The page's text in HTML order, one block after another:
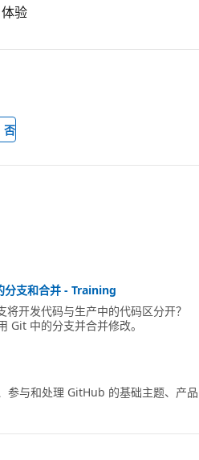
验
否
支和合并 - Training
开发代码与生产中的代码区分开？
Git 中的分支并合并修改。
参与和处理 GitHub 的基础主题、产品